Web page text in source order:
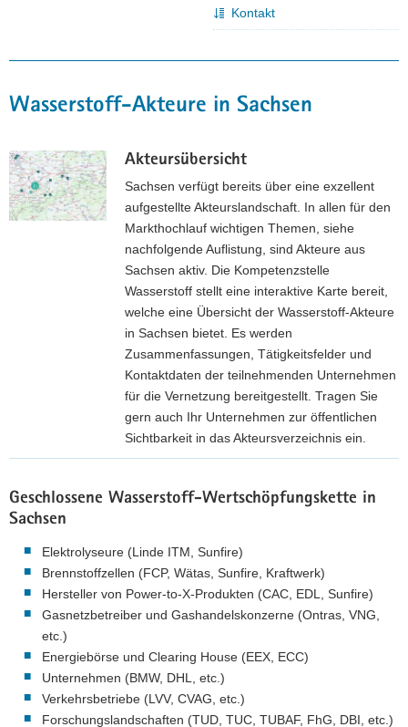
Kontakt
Wasserstoff-Akteure in Sachsen
Akteursübersicht
Sachsen verfügt bereits über eine exzellent
aufgestellte Akteurslandschaft. In allen für den
Markthochlauf wichtigen Themen, siehe
nachfolgende Auflistung, sind Akteure aus
Sachsen aktiv. Die Kompetenzstelle
Wasserstoff stellt eine interaktive Karte bereit,
welche eine Übersicht der Wasserstoff-Akteure
in Sachsen bietet. Es werden
Zusammenfassungen, Tätigkeitsfelder und
Kontaktdaten der teilnehmenden Unternehmen
für die Vernetzung bereitgestellt. Tragen Sie
gern auch Ihr Unternehmen zur öffentlichen
Sichtbarkeit in das Akteursverzeichnis ein.
2
-
S
a
h
s
e
n
Geschlossene Wasserstoff-Wertschöpfungskette in
Sachsen
Elektrolyseure (Linde ITM, Sunfire)
Brennstoffzellen (FCP, Wätas, Sunfire, Kraftwerk)
Hersteller von Power-to-X-Produkten (CAC, EDL, Sunfire)
Gasnetzbetreiber und Gashandelskonzerne (Ontras, VNG,
etc.)
Energiebörse und Clearing House (EEX, ECC)
Unternehmen (BMW, DHL, etc.)
Verkehrsbetriebe (LVV, CVAG, etc.)
Forschungslandschaften (TUD, TUC, TUBAF, FhG, DBI, etc.)